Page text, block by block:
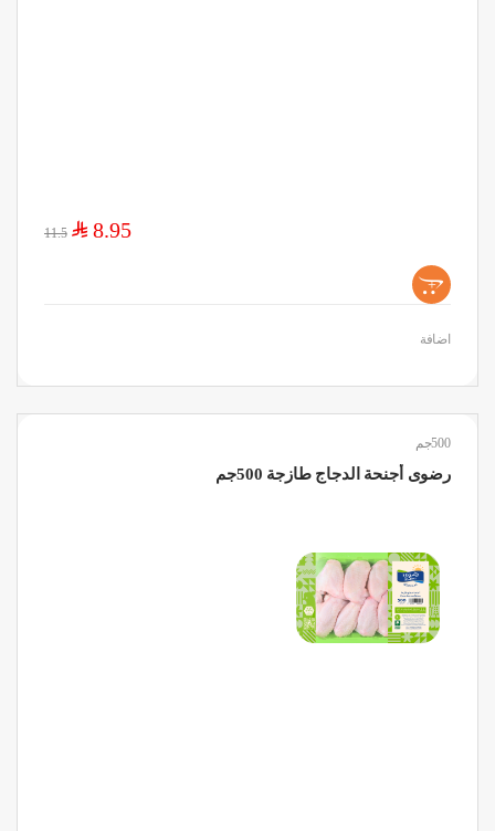
8.95
$
11.5
+
اضافة
500جم
رضوى أجنحة الدجاج طازجة 500جم